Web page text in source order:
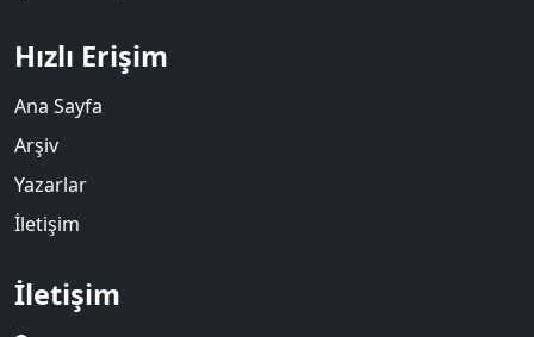
Hızlı Erişim
Ana Sayfa
Arşiv
Yazarlar
İletişim
İletişim